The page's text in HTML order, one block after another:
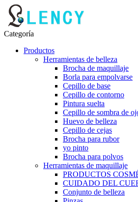
Categoría
Productos
Herramientas de belleza
Brocha de maquillaje
Borla para empolvarse
Cepillo de base
Cepillo de contorno
Pintura suelta
Cepillo de sombra de
Huevo de belleza
Cepillo de cejas
Brocha para rubor
yo pinto
Brocha para polvos
Herramientas de maquillaje
PRODUCTOS
CUIDADO DEL
Conjunto de belleza